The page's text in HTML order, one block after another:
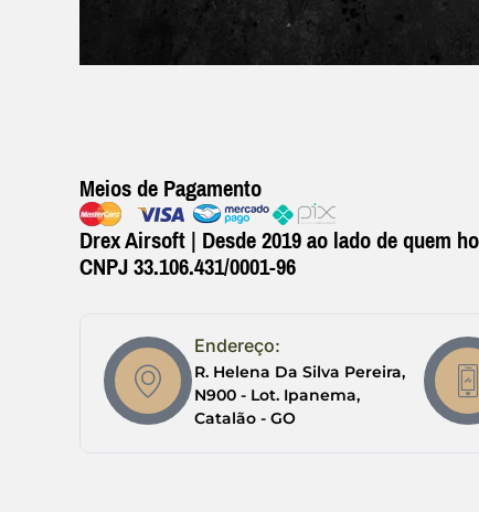
Meios de Pagamento
Drex Airsoft | Desde 2019 ao lado de quem
CNPJ 33.106.431/0001-96
Endereço:
R. Helena Da Silva Pereira,
N900 - Lot. Ipanema,
Catalão - GO